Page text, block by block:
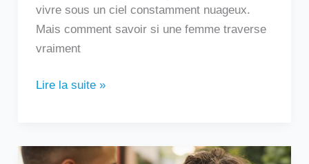
vivre sous un ciel constamment nuageux.
Mais comment savoir si une femme traverse
vraiment
Lire la suite »
Un